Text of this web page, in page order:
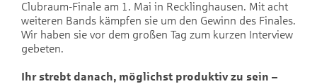
Clubraum-Finale am 1. Mai in Recklinghausen. Mit acht
weiteren Bands kämpfen sie um den Gewinn des Finales.
Wir haben sie vor dem großen Tag zum kurzen Interview
gebeten.
Ihr strebt danach, möglichst produktiv zu sein –